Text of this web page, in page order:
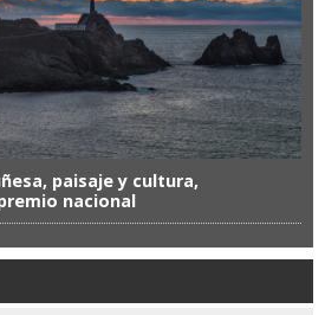
paisaje y cultura,
nacional